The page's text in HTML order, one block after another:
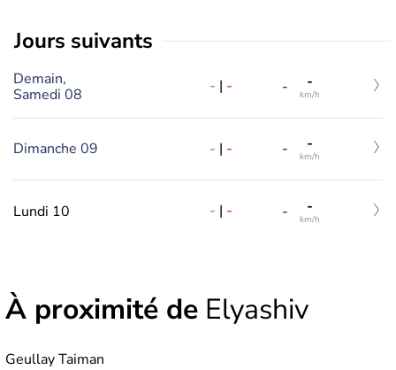
jours suivants
Demain,
Samedi 08
- | - - -
km/h
Dimanche 09 - | - - -
km/h
Lundi 10 - | - - -
km/h
À proximité de Elyashiv
Geullay Taiman